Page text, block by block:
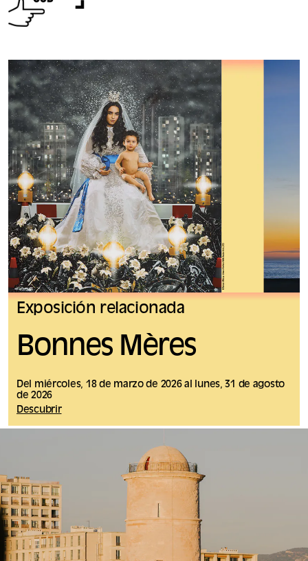
Exposición relacionada
Bonnes Mères
Del miércoles, 18 de marzo de 2026 al lunes, 31 de agosto
de 2026
Descubrir